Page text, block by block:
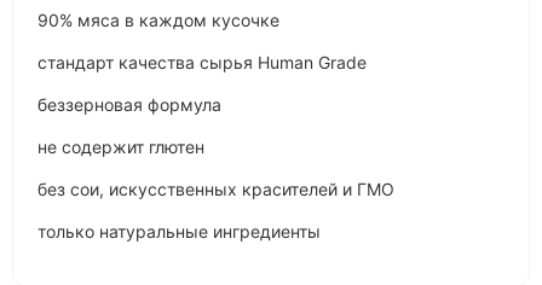
90% мяса в каждом кусочке
стандарт качества сырья Human Grade
беззерновая формула
не содержит глютен
без сои, искусственных красителей и ГМО
только натуральные ингредиенты